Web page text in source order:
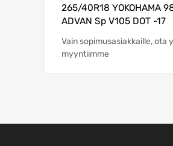
265/40R18 YOKOHAMA
ADVAN Sp V105 DOT -17
Vain sopimusasiakkaille, ota
myyntiimme